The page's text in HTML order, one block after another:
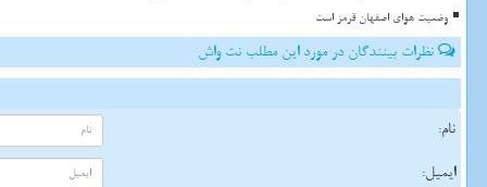
وضعیت هوای اصفهان قرمز است
نظرات بینندگان در مورد این مطلب نت واش
نام:
ایمیل: